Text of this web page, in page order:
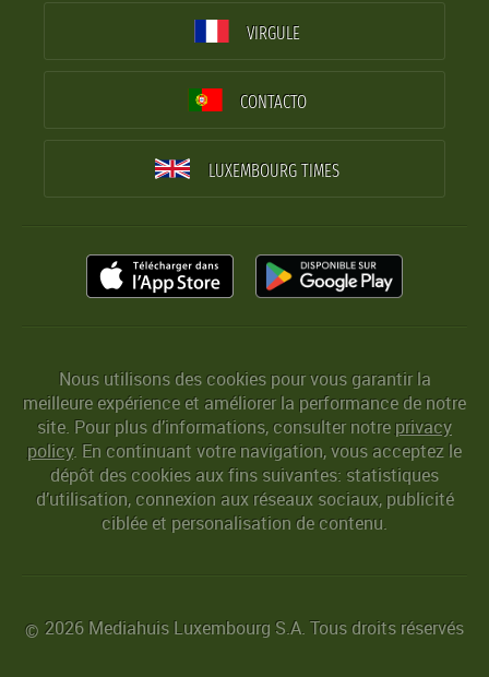
VIRGULE
CONTACTO
LUXEMBOURG TIMES
Nous utilisons des cookies pour vous garantir la
meilleure expérience et améliorer la performance de notre
site. Pour plus d’informations, consulter notreprivacy
policy. En continuant votre navigation, vous acceptez le
dépôt des cookies aux fins suivantes: statistiques
d’utilisation, connexion aux réseaux sociaux, publicité
ciblée et personalisation de contenu.
© 2026 Mediahuis Luxembourg S.A. Tous droits réservés